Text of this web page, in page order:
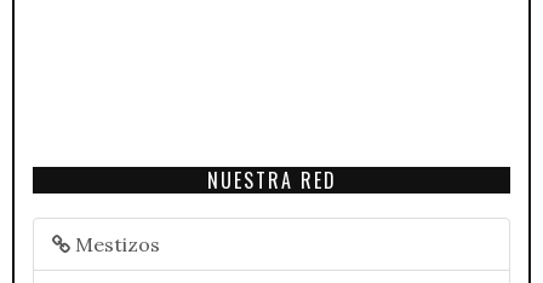
NUESTRA RED
Mestizos